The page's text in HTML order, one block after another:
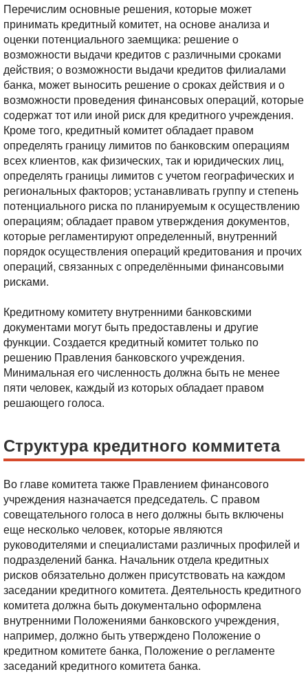
Перечислим основные решения, которые может
принимать кредитный комитет, на основе анализа и
оценки потенциального заемщика: решение о
возможности выдачи кредитов с различными сроками
действия; о возможности выдачи кредитов филиалами
банка, может выносить решение о сроках действия и о
возможности проведения финансовых операций, которые
содержат тот или иной риск для кредитного учреждения.
Кроме того, кредитный комитет обладает правом
определять границу лимитов по банковским операциям
всех клиентов, как физических, так и юридических лиц,
определять границы лимитов с учетом географических и
региональных факторов; устанавливать группу и степень
потенциального риска по планируемым к осуществлению
операциям; обладает правом утверждения документов,
которые регламентируют определенный, внутренний
порядок осуществления операций кредитования и прочих
операций, связанных с определёнными финансовыми
рисками.
Кредитному комитету внутренними банковскими
документами могут быть предоставлены и другие
функции. Создается кредитный комитет только по
решению Правления банковского учреждения.
Минимальная его численность должна быть не менее
пяти человек, каждый из которых обладает правом
решающего голоса.
Структура кредитного коммитета
Во главе комитета также Правлением финансового
учреждения назначается председатель. С правом
совещательного голоса в него должны быть включены
еще несколько человек, которые являются
руководителями и специалистами различных профилей и
подразделений банка. Начальник отдела кредитных
рисков обязательно должен присутствовать на каждом
заседании кредитного комитета. Деятельность кредитного
комитета должна быть документально оформлена
внутренними Положениями банковского учреждения,
например, должно быть утверждено Положение о
кредитном комитете банка, Положение о регламенте
заседаний кредитного комитета банка.